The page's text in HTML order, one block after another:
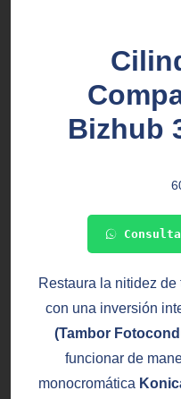
Bizhub
Restaura la nitidez
con una inversión
(Tambor
funcionar de
monocromática